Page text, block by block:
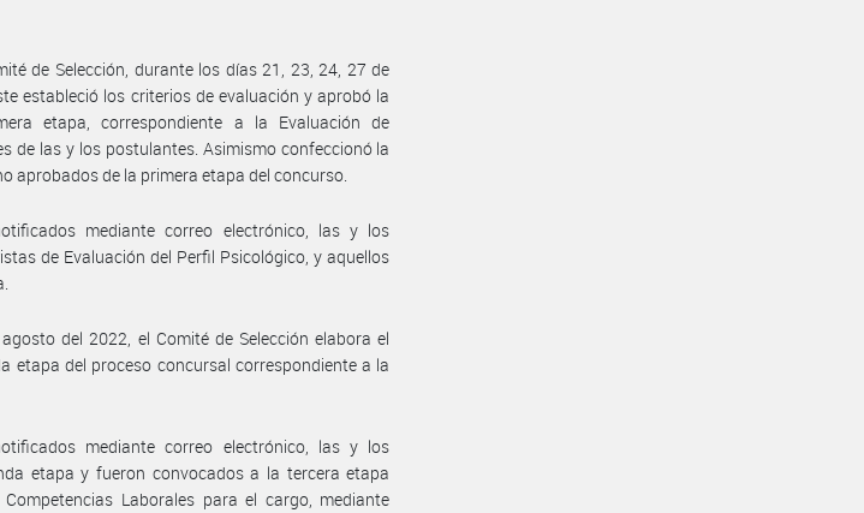
de Selección, durante los días 21, 23, 24, 27 de
estableció los criterios de evaluación y aprobó la
etapa, correspondiente a la Evaluación de
de las y los postulantes. Asimismo confeccionó la
aprobados de la primera etapa del concurso.
mediante correo electrónico, las y los
de Evaluación del Perfil Psicológico, y aquellos
del 2022, el Comité de Selección elabora el
etapa del proceso concursal correspondiente a la
mediante correo electrónico, las y los
etapa y fueron convocados a la tercera etapa
Laborales para el cargo, mediante